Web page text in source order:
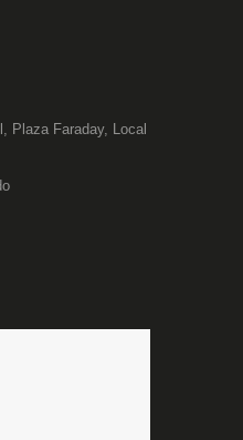
Plaza Faraday, Local